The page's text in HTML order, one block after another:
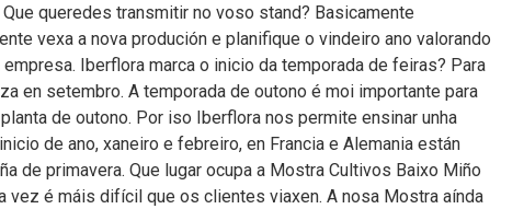
queredes transmitir no voso stand? Basicamente
vexa a nova produción e planifique o vindeiro ano valorando
Iberflora marca o inicio da temporada de feiras? Para
en setembro. A temporada de outono é moi importante para
de outono. Por iso Iberflora nos permite ensinar unha
de ano, xaneiro e febreiro, en Francia e Alemania están
de primavera. Que lugar ocupa a Mostra Cultivos Baixo Miño
vez é máis difícil que os clientes viaxen. A nosa Mostra aínda